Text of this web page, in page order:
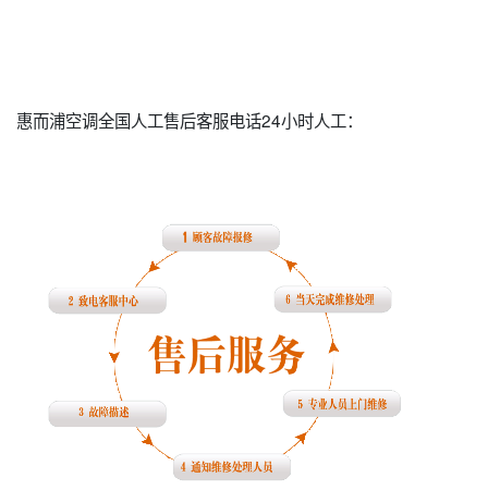
惠而浦空调全国人工售后客服电话24小时人工：